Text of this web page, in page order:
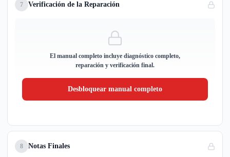
7 Verificación de la Reparación
El manual completo incluye diagnóstico completo,
reparación y verificación final.
Desbloquear manual completo
8 Notas Finales